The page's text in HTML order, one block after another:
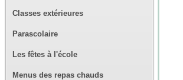
Classes extérieures
Parascolaire
Les fêtes à l'école
Menus des repas chauds